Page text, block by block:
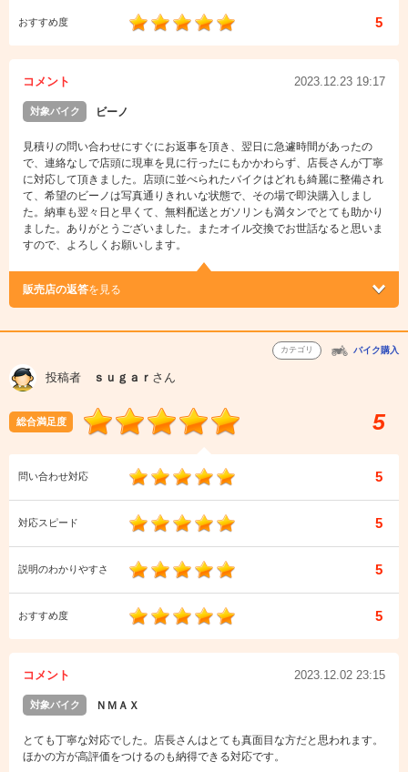
おすすめ度 5
コメント 2023.12.23 19:17
対象バイク ビーノ
見積りの問い合わせにすぐにお返事を頂き、翌日に急遽時間があったの
で、連絡なしで店頭に現車を見に行ったにもかかわらず、店長さんが丁寧
に対応して頂きました。店頭に並べられたバイクはどれも綺麗に整備され
て、希望のビーノは写真通りきれいな状態で、その場で即決購入しまし
た。納車も翌々日と早くて、無料配送とガソリンも満タンでとても助かり
ました。ありがとうございました。またオイル交換でお世話なると思いま
すので、よろしくお願いします。
販売店の返答を見る
カテゴリ バイク購入
投稿者 ｓｕｇａｒ さん
総合満足度 5
問い合わせ対応 5
対応スピード 5
説明のわかりやすさ 5
おすすめ度 5
コメント 2023.12.02 23:15
対象バイク ＮＭＡＸ
とても丁寧な対応でした。店長さんはとても真面目な方だと思われます。
ほかの方が高評価をつけるのも納得できる対応です。